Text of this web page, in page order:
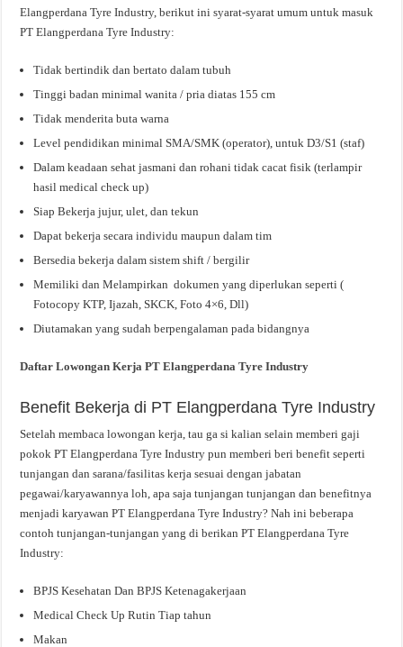
Elangperdana Tyre Industry, berikut ini syarat-syarat umum untuk masuk
PT Elangperdana Tyre Industry:
Tidak bertindik dan bertato dalam tubuh
Tinggi badan minimal wanita / pria diatas 155 cm
Tidak menderita buta warna
Level pendidikan minimal SMA/SMK (operator), untuk D3/S1 (staf)
Dalam keadaan sehat jasmani dan rohani tidak cacat fisik (terlampir
hasil medical check up)
Siap Bekerja jujur, ulet, dan tekun
Dapat bekerja secara individu maupun dalam tim
Bersedia bekerja dalam sistem shift / bergilir
Memiliki dan Melampirkan dokumen yang diperlukan seperti (
Fotocopy KTP, Ijazah, SKCK, Foto 4×6, Dll)
Diutamakan yang sudah berpengalaman pada bidangnya
Daftar Lowongan Kerja PT Elangperdana Tyre Industry
Benefit Bekerja di PT Elangperdana Tyre Industry
Setelah membaca lowongan kerja, tau ga si kalian selain memberi gaji
pokok PT Elangperdana Tyre Industry pun memberi beri benefit seperti
tunjangan dan sarana/fasilitas kerja sesuai dengan jabatan
pegawai/karyawannya loh, apa saja tunjangan tunjangan dan benefitnya
menjadi karyawan PT Elangperdana Tyre Industry? Nah ini beberapa
contoh tunjangan-tunjangan yang di berikan PT Elangperdana Tyre
Industry:
BPJS Kesehatan Dan BPJS Ketenagakerjaan
Medical Check Up Rutin Tiap tahun
Makan